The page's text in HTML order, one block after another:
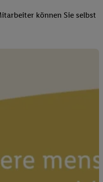
können Sie selbst